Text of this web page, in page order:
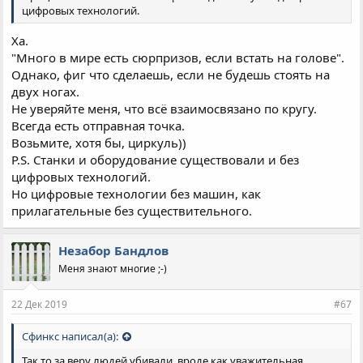
году арестовано 1500, расстреляно 900; в 1940 году арестовано
расстреляно 1900» (см.:
История Русской Православной Церкви в документах Архива
Президента Российской Федерации).
цифровых технологий.
Ха.
"Много в мире есть сюрпризов, если встать на голове".
Однако, фиг что сделаешь, если не будешь стоять на
двух ногах.
Не уверяйте меня, что всё взаимосвязано по кругу.
Всегда есть отправная точка.
Возьмите, хотя бы, циркуль))
P.S. Станки и оборудование существовали и без
цифровых технологий.
Но цифровые технологии без машин, как
прилагательные без существительного.
Незабор Бандлов
Меня знают многие ;-)
22 Дек 2019 #67
Сфинкс написал(а):